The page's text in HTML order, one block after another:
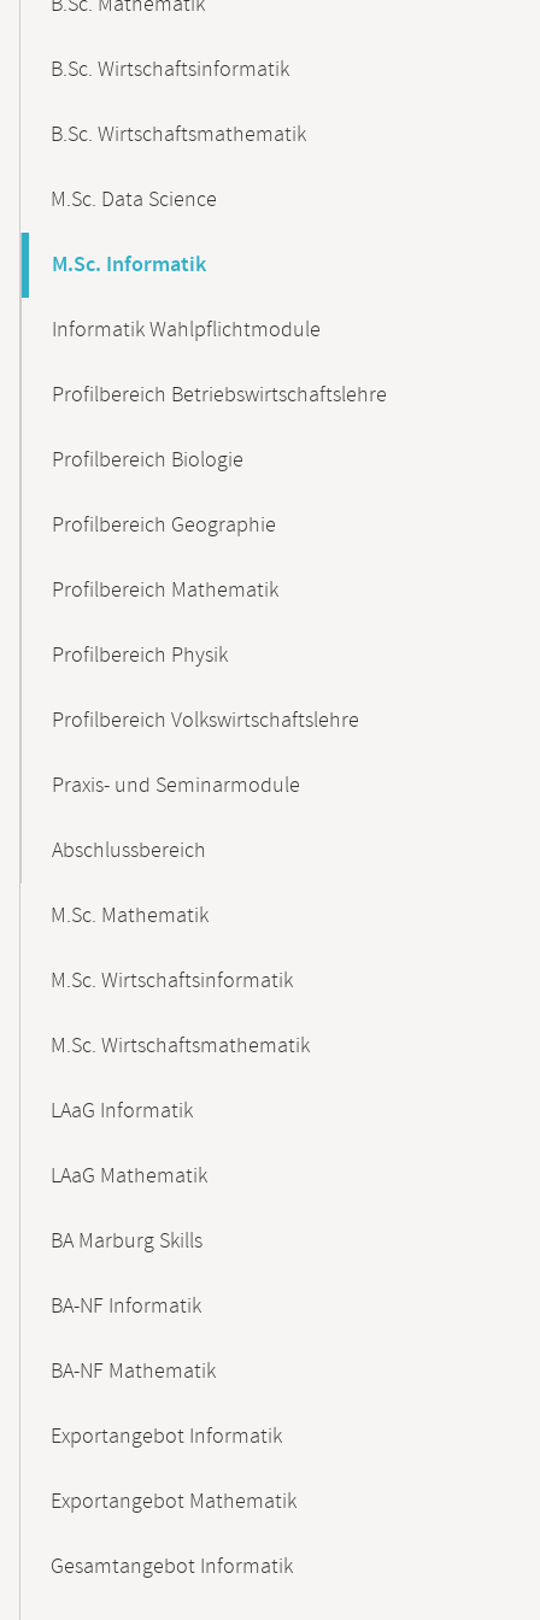
B.Sc. Wirtschaftsinformatik
B.Sc. Wirtschaftsmathematik
M.Sc. Data Science
M.Sc. Informatik
Informatik Wahlpflichtmodule
Profilbereich Betriebswirtschaftslehre
Profilbereich Biologie
Profilbereich Geographie
Profilbereich Mathematik
Profilbereich Physik
Profilbereich Volkswirtschaftslehre
Praxis- und Seminarmodule
Abschlussbereich
M.Sc. Mathematik
M.Sc. Wirtschaftsinformatik
M.Sc. Wirtschaftsmathematik
LAaG Informatik
LAaG Mathematik
BA Marburg Skills
BA-NF Informatik
BA-NF Mathematik
Exportangebot Informatik
Exportangebot Mathematik
Gesamtangebot Informatik